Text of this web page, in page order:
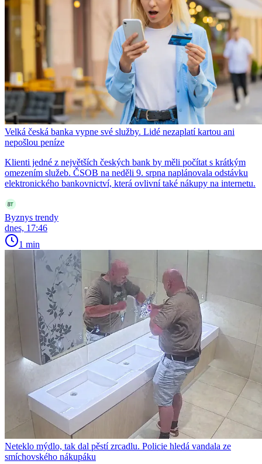
Velká česká banka vypne své služby. Lidé nezaplatí kartou ani
nepošlou peníze
Klienti jedné z největších českých bank by měli počítat s krátkým
omezením služeb. ČSOB na neděli 9. srpna naplánovala odstávku
elektronického bankovnictví, která ovlivní také nákupy na internetu.
Byznys trendy
dnes, 17:46
1 min
Neteklo mýdlo, tak dal pěstí zrcadlu. Policie hledá vandala ze
smíchovského nákupáku